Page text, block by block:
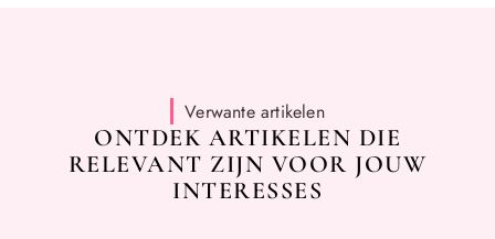
Verwante artikelen
ONTDEK ARTIKELEN DIE
RELEVANT ZIJN VOOR JOUW
INTERESSES